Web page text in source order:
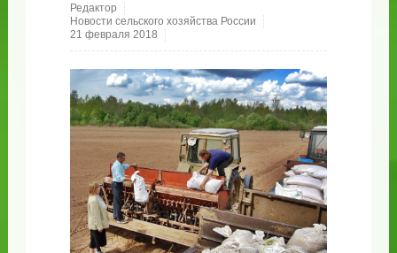
Редактор
Новости сельского хозяйства России
21 февраля 2018